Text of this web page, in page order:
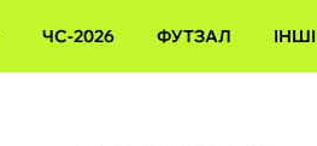
ЧС-2026 ФУТЗАЛ ІНШІ